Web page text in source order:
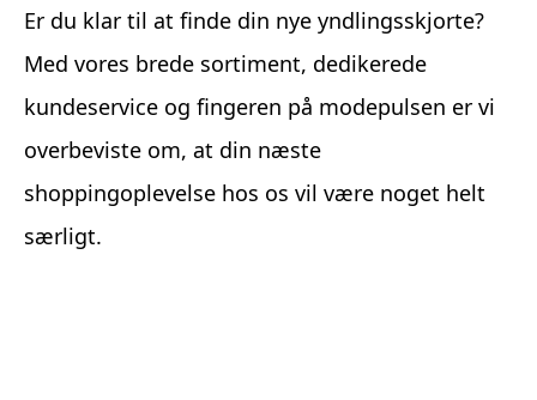
Er du klar til at finde din nye yndlingsskjorte?
Med vores brede sortiment, dedikerede
kundeservice og fingeren på modepulsen er vi
overbeviste om, at din næste
shoppingoplevelse hos os vil være noget helt
særligt.